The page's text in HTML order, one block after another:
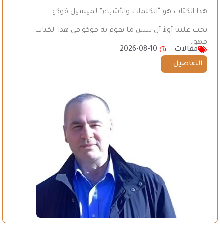
هذا الكتاب هو “الكلمات والأشياء” لميشيل فوكو.
يجب علينا أولاً أن نتبين ما يقوم به فوكو في هذا الكتاب.
فهو…
مقالات
2026-08-10
التفاصيل ...